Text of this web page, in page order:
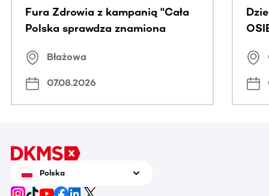
Fura Zdrowia z kampanią "Cała
Polska sprawdza znamiona
Błażowa
07.08.2026
Polska